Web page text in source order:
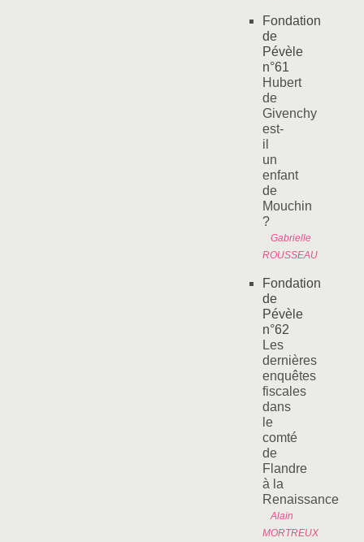
Fondation
de
Pévèle
n°61
Hubert
de
Givenchy
est-
il
un
enfant
de
Mouchin
?
Gabrielle
ROUSSEAU
Fondation
de
Pévèle
n°62
Les
dernières
enquêtes
fiscales
dans
le
comté
de
Flandre
à la
Renaissance
Alain
MORTREUX